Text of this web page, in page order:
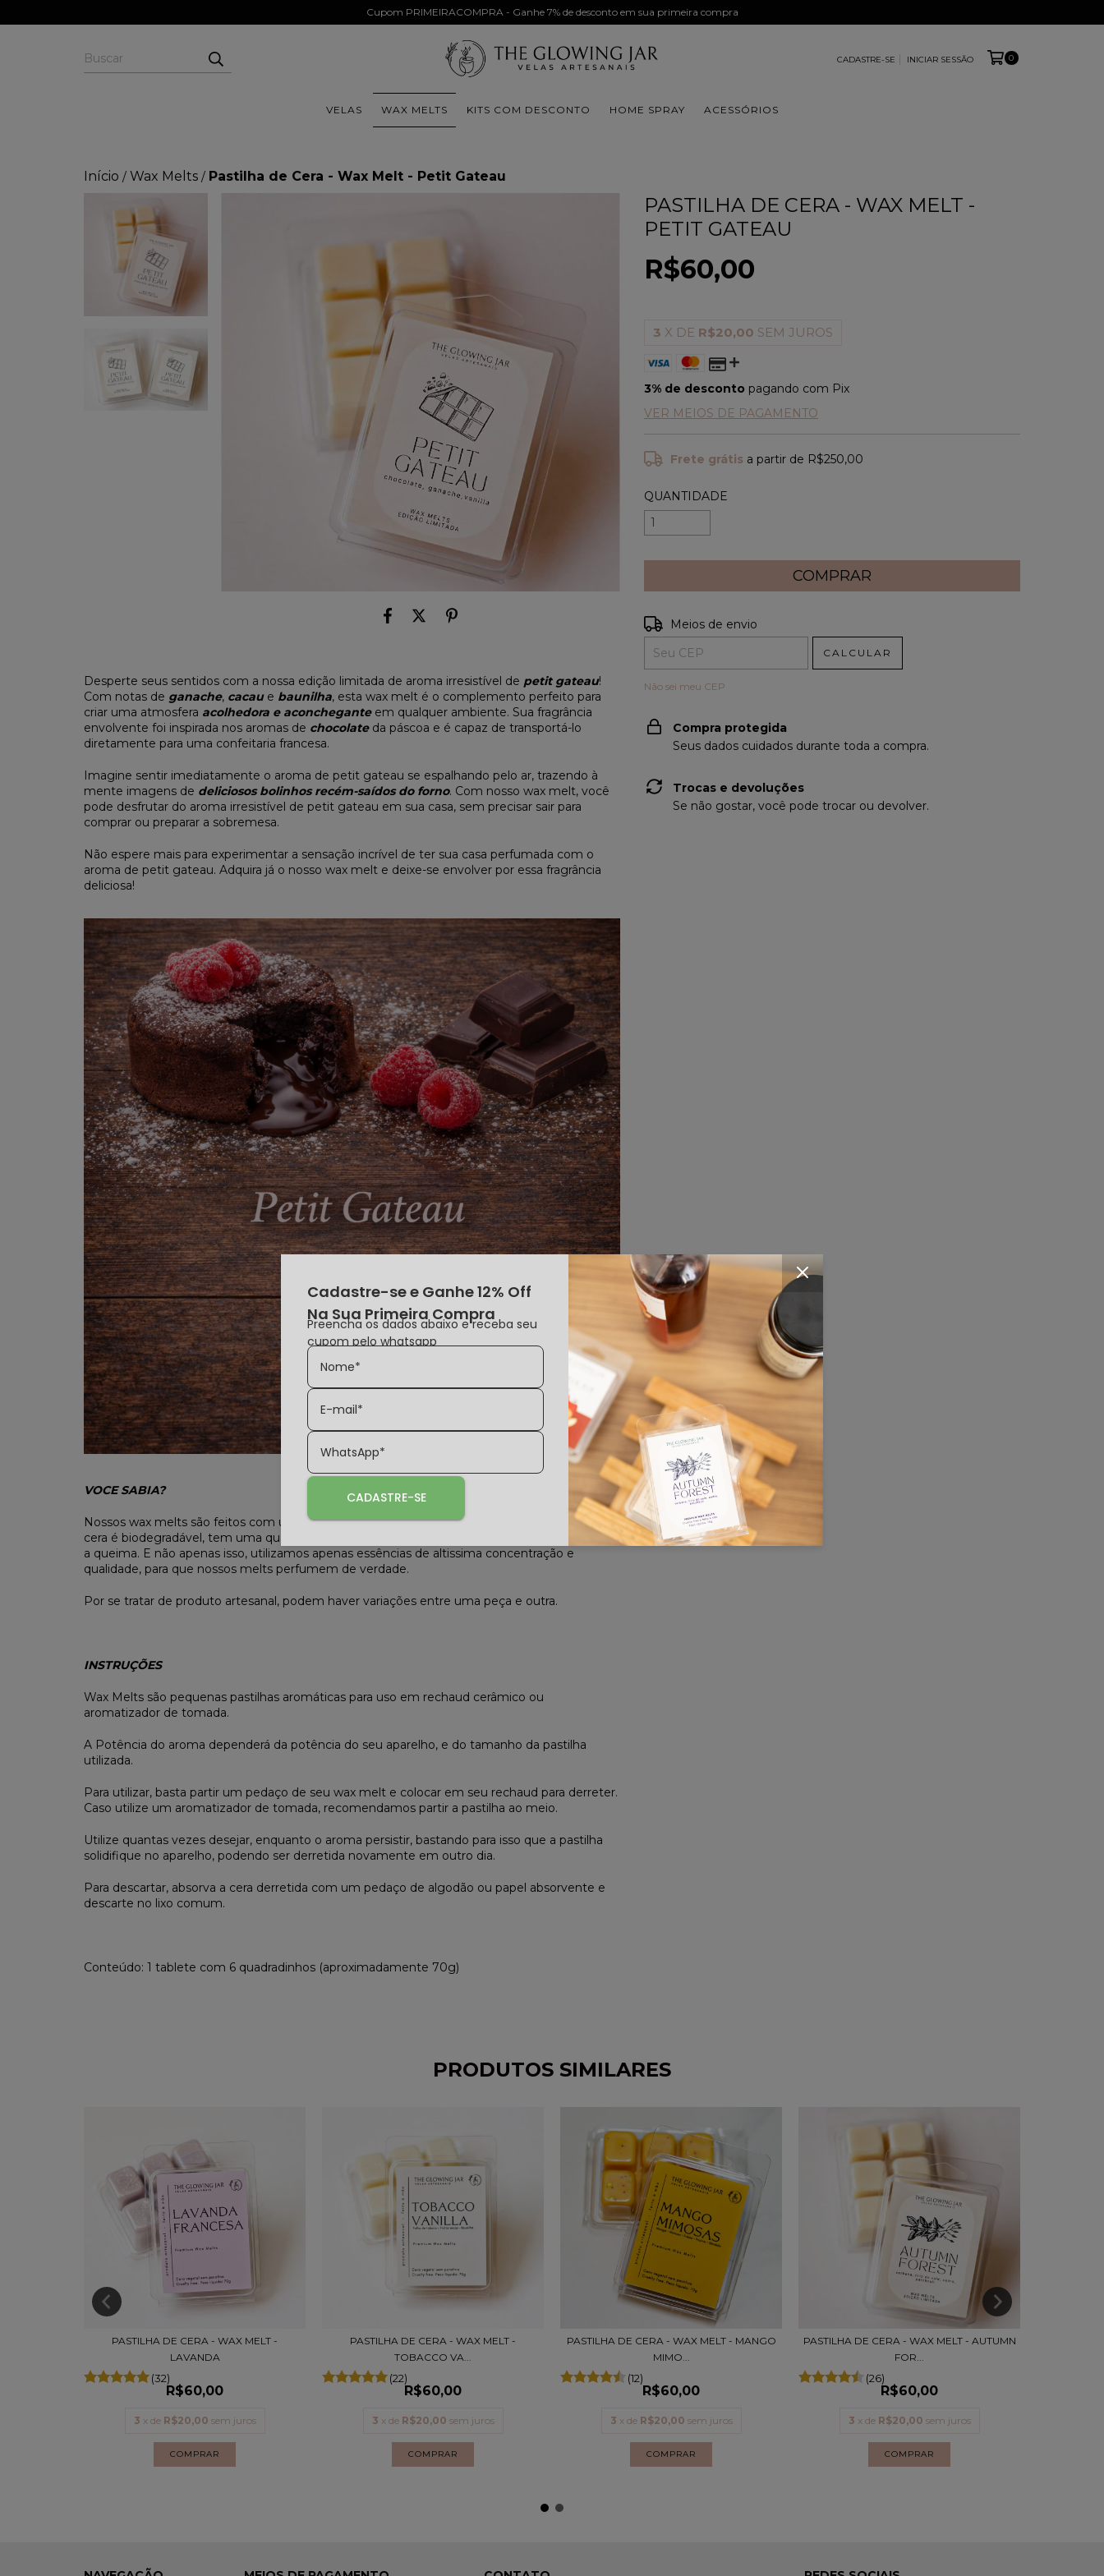
Cupom PRIMEIRACOMPRA - Ganhe 7% de desconto em sua primeira compra
CADASTRE-SE INICIAR SESSÃO 0
VELAS WAX MELTS KITS COM DESCONTO HOME SPRAY ACESSÓRIOS
Início / Wax Melts / Pastilha de Cera - Wax Melt - Petit Gateau
Desperte seus sentidos com a nossa edição limitada de aroma irresistível de petit gateau!
Com notas de ganache, cacau e baunilha, esta wax melt é o complemento perfeito para
criar uma atmosfera acolhedora e aconchegante em qualquer ambiente. Sua fragrância
envolvente foi inspirada nos aromas de chocolate da páscoa e é capaz de transportá-lo
diretamente para uma confeitaria francesa.
Imagine sentir imediatamente o aroma de petit gateau se espalhando pelo ar, trazendo à
mente imagens de deliciosos bolinhos recém-saídos do forno. Com nosso wax melt, você
pode desfrutar do aroma irresistível de petit gateau em sua casa, sem precisar sair para
comprar ou preparar a sobremesa.
Não espere mais para experimentar a sensação incrível de ter sua casa perfumada com o
aroma de petit gateau. Adquira já o nosso wax melt e deixe-se envolver por essa fragrância
deliciosa!
VOCE SABIA?
Nossos wax melts são feitos com um blend próprio de ceras vegetais, livres de parafina. Essa
cera é biodegradável, tem uma queima limpa, e não libera toxinas no meio ambiente durante
a queima. E não apenas isso, utilizamos apenas essências de altissima concentração e
qualidade, para que nossos melts perfumem de verdade.
Por se tratar de produto artesanal, podem haver variações entre uma peça e outra.
INSTRUÇÕES
Wax Melts são pequenas pastilhas aromáticas para uso em rechaud cerâmico ou
aromatizador de tomada.
A Potência do aroma dependerá da potência do seu aparelho, e do tamanho da pastilha
utilizada.
Para utilizar, basta partir um pedaço de seu wax melt e colocar em seu rechaud para derreter.
Caso utilize um aromatizador de tomada, recomendamos partir a pastilha ao meio.
Utilize quantas vezes desejar, enquanto o aroma persistir, bastando para isso que a pastilha
solidifique no aparelho, podendo ser derretida novamente em outro dia.
Para descartar, absorva a cera derretida com um pedaço de algodão ou papel absorvente e
descarte no lixo comum.
Conteúdo: 1 tablete com 6 quadradinhos (aproximadamente 70g)
PASTILHA DE CERA - WAX MELT -
PETIT GATEAU
R$60,00
3 X DE R$20,00 SEM JUROS
3% de desconto pagando com Pix
VER MEIOS DE PAGAMENTO
Frete grátis a partir de R$250,00
QUANTIDADE
Entregas para o CEP:
Meios de envio
CALCULAR
Não sei meu CEP
Compra protegida
Seus dados cuidados durante toda a compra.
Trocas e devoluções
Se não gostar, você pode trocar ou devolver.
PRODUTOS SIMILARES
PASTILHA DE CERA - WAX MELT -
LAVANDA
(32)
R$60,00
3 x de R$20,00 sem juros
PASTILHA DE CERA - WAX MELT -
TOBACCO VA...
(22)
R$60,00
3 x de R$20,00 sem juros
PASTILHA DE CERA - WAX MELT - MANGO
MIMO...
(12)
R$60,00
3 x de R$20,00 sem juros
PASTILHA DE CERA - WAX MELT - AUTUMN
FOR...
(26)
R$60,00
3 x de R$20,00 sem juros
Cadastre-se e Ganhe 12% Off
Na Sua Primeira Compra
Preencha os dados abaixo e receba seu
cupom pelo whatsapp
Nome*
E-mail*
WhatsApp*
CADASTRE-SE